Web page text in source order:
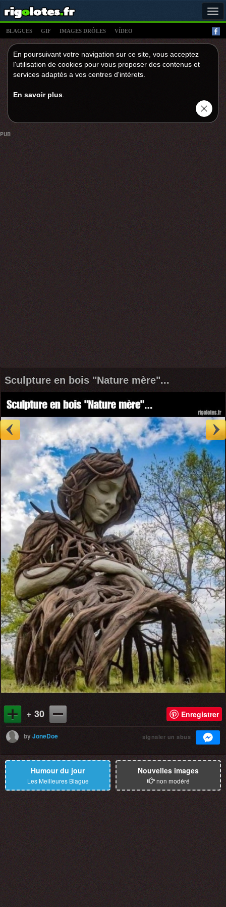
BLAGUES GIF IMAGES DRÔLES VÍDEO
En poursuivant votre navigation sur ce site, vous acceptez
l'utilisation de cookies pour vous proposer des contenus et
services adaptés a vos centres d'intérets.
En savoir plus
PUB
Sculpture en bois "Nature mère"...
+ 30 Enregistrer
byJoneDoe signaler un abus
Humour du jour
Les Meilleures Blague
Nouvelles images
non modéré